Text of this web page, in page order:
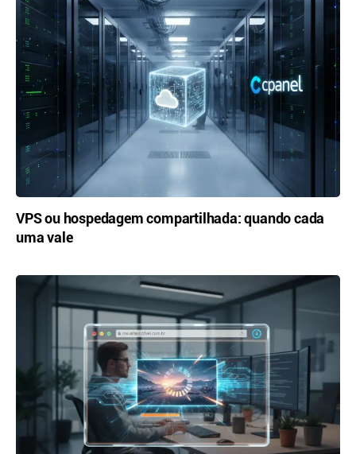
VPS ou hospedagem compartilhada: quando cada
uma vale